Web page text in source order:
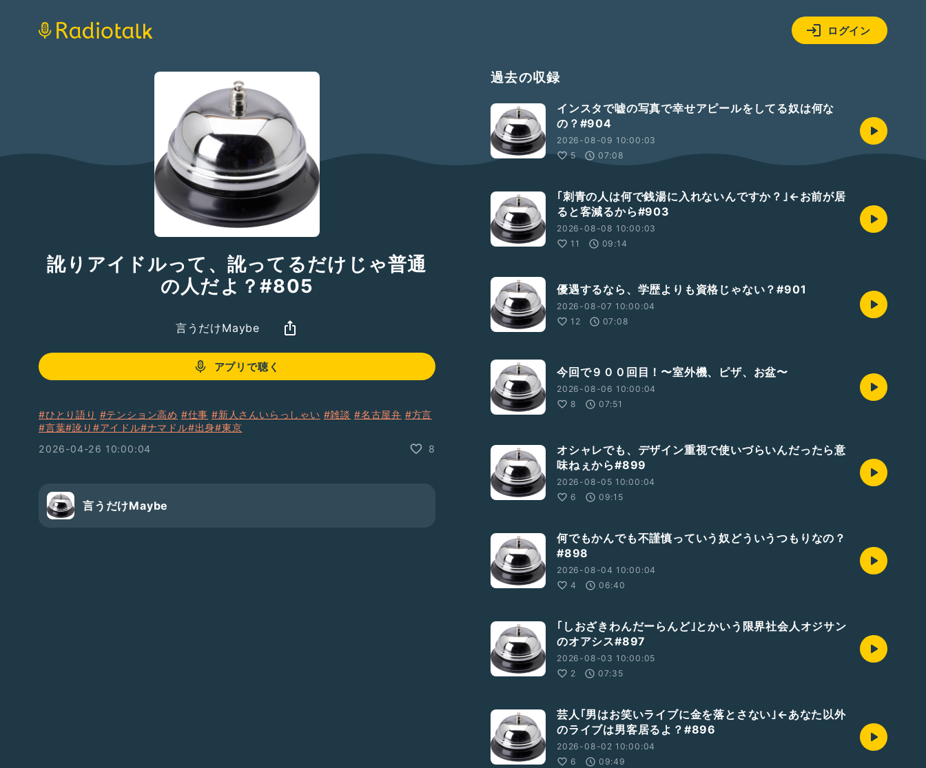
ログイン
訛りアイドルって、訛ってるだけじゃ普通
の人だよ？#805
言うだけMaybe
アプリで聴く
#ひとり語り #テンション高め #仕事 #新人さんいらっしゃい #雑談 #名古屋弁 #方言
#言葉#訛り #アイドル#ナマドル#出身#東京
2026-04-26 10:00:04
8
言うだけMaybe
過去の収録
インスタで嘘の写真で幸せアピールをしてる奴は何な
の？#904
2026-08-09 10:00:03
5
07:08
｢刺青の人は何で銭湯に入れないんですか？｣←お前が居
ると客減るから#903
2026-08-08 10:00:03
11
09:14
優遇するなら、学歴よりも資格じゃない？#901
2026-08-07 10:00:04
12
07:08
今回で９００回目！〜室外機、ピザ、お盆〜
2026-08-06 10:00:04
8
07:51
オシャレでも、デザイン重視で使いづらいんだったら意
味ねぇから#899
2026-08-05 10:00:04
6
09:15
何でもかんでも不謹慎っていう奴どういうつもりなの？
#898
2026-08-04 10:00:04
4
06:40
｢しおざきわんだーらんど｣とかいう限界社会人オジサン
のオアシス#897
2026-08-03 10:00:05
2
07:35
芸人｢男はお笑いライブに金を落とさない｣←あなた以外
のライブは男客居るよ？#896
2026-08-02 10:00:04
6
09:49